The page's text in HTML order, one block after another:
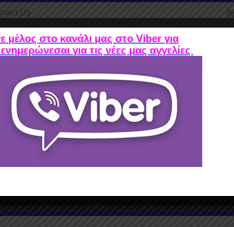
Us
μέλος στο κανάλι μας στο Viber για
για τις νέες μας αγγελίες